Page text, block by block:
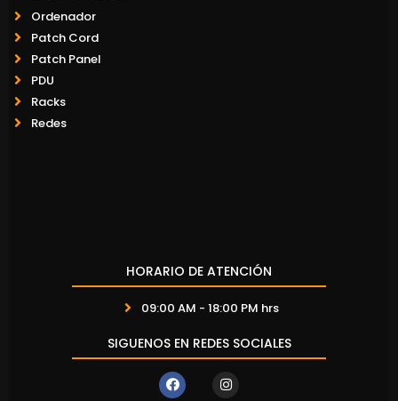
Ordenador
Patch Cord
Patch Panel
PDU
Racks
Redes
HORARIO DE ATENCIÓN
09:00 AM - 18:00 PM hrs
SIGUENOS EN REDES SOCIALES